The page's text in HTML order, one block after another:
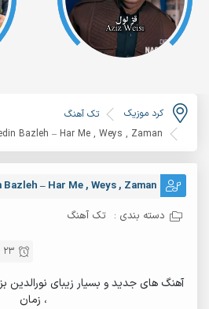
کرد موزیک
تک آهنگ
Bazleh – Har Me , Weys , Zaman
– Har Me , Weys , Zaman
دسته بندی : تک آهنگ
23 فروردین 1395
آهنگ های جدید و بسیار زیبای نورالدین
، زمان